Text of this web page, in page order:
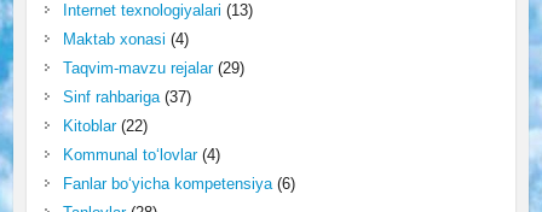
Internet texnologiyalari (13)
Maktab xonasi (4)
Taqvim-mavzu rejalar(29)
Sinf rahbariga(37)
Kitoblar(22)
Kommunal to‘lovlar(4)
Fanlar bo‘yicha kompetensiya(6)